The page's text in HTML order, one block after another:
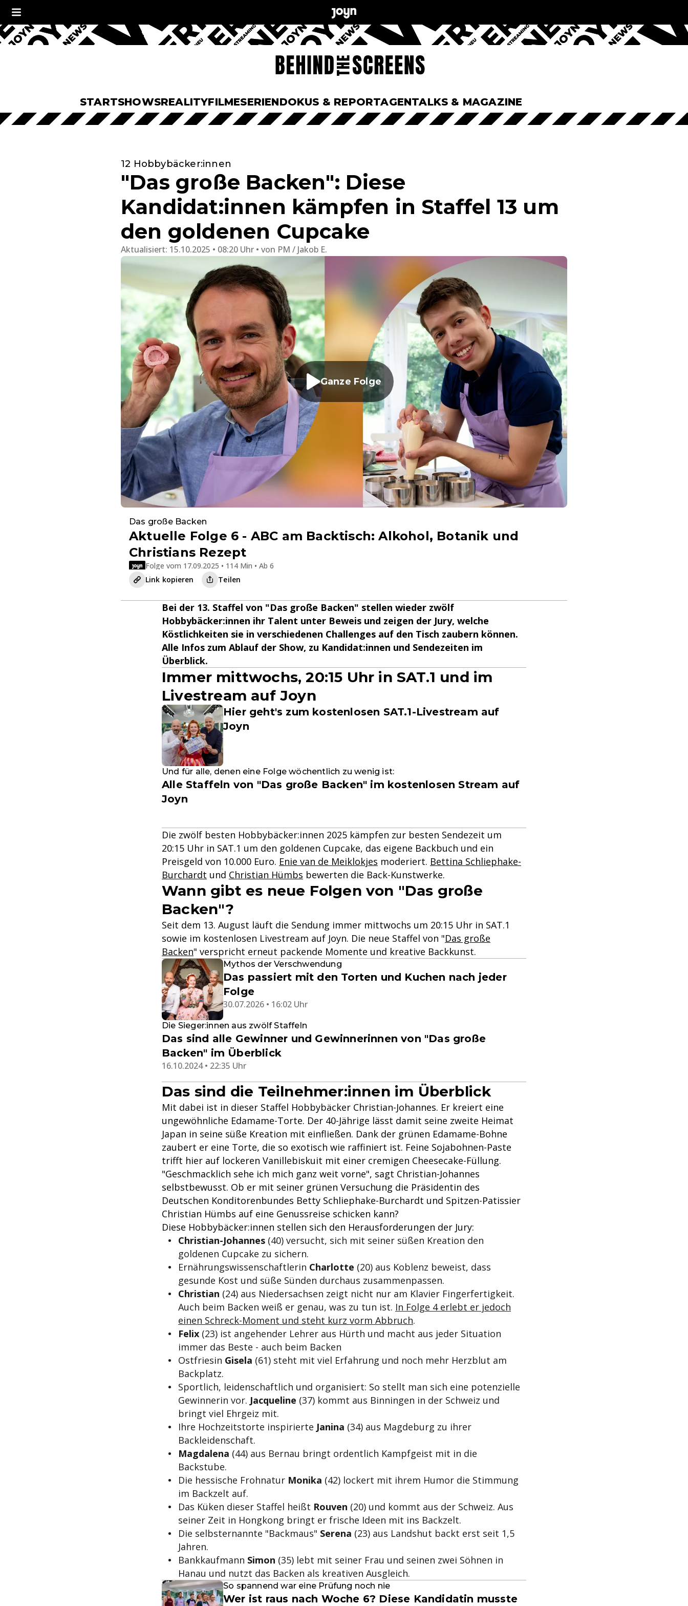
STARTSHOWSREALITYFILMESERIENDOKUS & REPORTAGENTALKS & MAGAZINE
12 Hobbybäcker:innen
"Das große Backen": Diese
Kandidat:innen kämpfen in Staffel 13 um
den goldenen Cupcake
Aktualisiert: 15.10.2025 • 08:20 Uhr von PM / Jakob E.
Ganze Folge
Das große Backen
Aktuelle Folge 6 - ABC am Backtisch: Alkohol, Botanik und
Christians Rezept
Folge vom 17.09.2025 • 114 Min • Ab 6
Link kopieren
Teilen
Bei der 13. Staffel von "Das große Backen" stellen wieder zwölf
Hobbybäcker:innen ihr Talent unter Beweis und zeigen der Jury, welche
Köstlichkeiten sie in verschiedenen Challenges auf den Tisch zaubern können.
Alle Infos zum Ablauf der Show, zu Kandidat:innen und Sendezeiten im
Überblick.
Immer mittwochs, 20:15 Uhr in SAT.1 und im
Livestream auf Joyn
Hier geht's zum kostenlosen SAT.1-Livestream auf
Joyn
Und für alle, denen eine Folge wöchentlich zu wenig ist:
Alle Staffeln von "Das große Backen" im kostenlosen Stream auf
Joyn
Die zwölf besten Hobbybäcker:innen 2025 kämpfen zur besten Sendezeit um
20:15 Uhr in SAT.1 um den goldenen Cupcake, das eigene Backbuch und ein
Preisgeld von 10.000 Euro. Enie van de Meiklokjes moderiert. Bettina Schliephake-
Burchardt und Christian Hümbs bewerten die Back-Kunstwerke.
Wann gibt es neue Folgen von "Das große
Backen"?
Seit dem 13. August läuft die Sendung immer mittwochs um 20:15 Uhr in SAT.1
sowie im kostenlosen Livestream auf Joyn. Die neue Staffel von "Das große
Backen" verspricht erneut packende Momente und kreative Backkunst.
Mythos der Verschwendung
Das passiert mit den Torten und Kuchen nach jeder
Folge
30.07.2026 • 16:02 Uhr
Die Sieger:innen aus zwölf Staffeln
Das sind alle Gewinner und Gewinnerinnen von "Das große
Backen" im Überblick
16.10.2024 • 22:35 Uhr
Das sind die Teilnehmer:innen im Überblick
Mit dabei ist in dieser Staffel Hobbybäcker Christian-Johannes. Er kreiert eine
ungewöhnliche Edamame-Torte. Der 40-Jährige lässt damit seine zweite Heimat
Japan in seine süße Kreation mit einfließen. Dank der grünen Edamame-Bohne
zaubert er eine Torte, die so exotisch wie raffiniert ist. Feine Sojabohnen-Paste
trifft hier auf lockeren Vanillebiskuit mit einer cremigen Cheesecake-Füllung.
"Geschmacklich sehe ich mich ganz weit vorne", sagt Christian-Johannes
selbstbewusst. Ob er mit seiner grünen Versuchung die Präsidentin des
Deutschen Konditorenbundes Betty Schliephake-Burchardt und Spitzen-Patissier
Christian Hümbs auf eine Genussreise schicken kann?
Diese Hobbybäcker:innen stellen sich den Herausforderungen der Jury:
Christian-Johannes (40) versucht, sich mit seiner süßen Kreation den
goldenen Cupcake zu sichern.
Ernährungswissenschaftlerin Charlotte (20) aus Koblenz beweist, dass
gesunde Kost und süße Sünden durchaus zusammenpassen.
Christian (24) aus Niedersachsen zeigt nicht nur am Klavier Fingerfertigkeit.
Auch beim Backen weiß er genau, was zu tun ist. In Folge 4 erlebt er jedoch
einen Schreck-Moment und steht kurz vorm Abbruch.
Felix (23) ist angehender Lehrer aus Hürth und macht aus jeder Situation
immer das Beste - auch beim Backen
Ostfriesin Gisela (61) steht mit viel Erfahrung und noch mehr Herzblut am
Backplatz.
Sportlich, leidenschaftlich und organisiert: So stellt man sich eine potenzielle
Gewinnerin vor. Jacqueline (37) kommt aus Binningen in der Schweiz und
bringt viel Ehrgeiz mit.
Ihre Hochzeitstorte inspirierte Janina (34) aus Magdeburg zu ihrer
Backleidenschaft.
Magdalena (44) aus Bernau bringt ordentlich Kampfgeist mit in die
Backstube.
Die hessische Frohnatur Monika (42) lockert mit ihrem Humor die Stimmung
im Backzelt auf.
Das Küken dieser Staffel heißt Rouven (20) und kommt aus der Schweiz. Aus
seiner Zeit in Hongkong bringt er frische Ideen mit ins Backzelt.
Die selbsternannte "Backmaus" Serena (23) aus Landshut backt erst seit 1,5
Jahren.
Bankkaufmann Simon (35) lebt mit seiner Frau und seinen zwei Söhnen in
Hanau und nutzt das Backen als kreativen Ausgleich.
So spannend war eine Prüfung noch nie
Wer ist raus nach Woche 6? Diese Kandidatin musste